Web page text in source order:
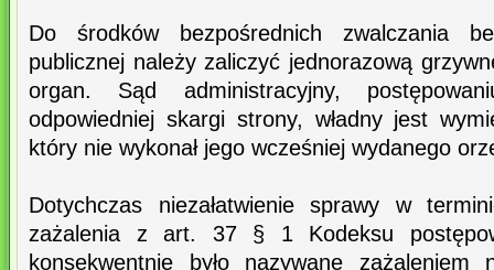
Do środków bezpośrednich zwalczania
publicznej należy zaliczyć jednorazową
organ. Sąd administracyjny,
odpowiedniej skargi strony, władny jest
który nie wykonał jego wcześniej wydanego
Dotychczas niezałatwienie sprawy w
zażalenia z art. 37 § 1 Kodeksu
konsekwentnie było nazywane zażaleniem